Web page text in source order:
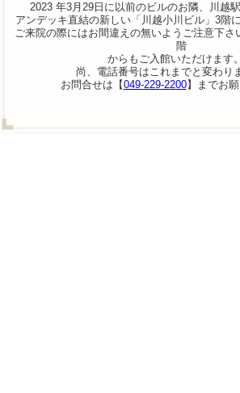
2023 年3月29日に以前のビルのお隣、川越
アンデッキ直結の新しい「川越小川ビル」3階
ご来院の際にはお間違えの無いようご注意下
階
からもご入館いただけます
尚、電話番号はこれまでと変わり
お問合せは【049-229-2200】までお願